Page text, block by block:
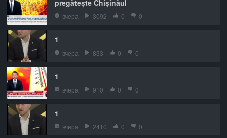
pregătește Chișinăul
вчера 3092 0 0
1
вчера 833 0 0
1
вчера 910 0 0
1
вчера 2410 0 0